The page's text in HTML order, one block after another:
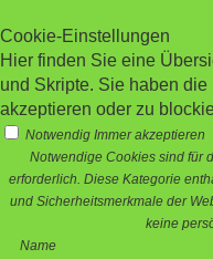
Cookie-Einstellungen
Hier finden Sie eine
und Skripte. Sie haben
akzeptieren oder zu
Notwendig Immer akzeptieren
Notwendige Cookies sind für
erforderlich. Diese Kategorie
und Sicherheitsmerkmale der
keine
Name